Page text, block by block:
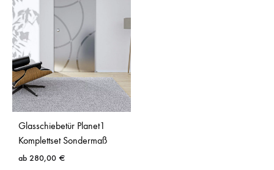
Glasschiebetür Planet1
Komplettset Sondermaß
ab 280,00 €